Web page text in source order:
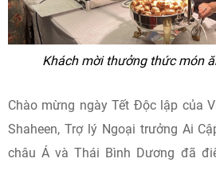
Khách mời thưởng thức món
Chào mừng ngày Tết Độc lập của
Shaheen, Trợ lý Ngoại trưởng Ai
châu Á và Thái Bình Dương đã